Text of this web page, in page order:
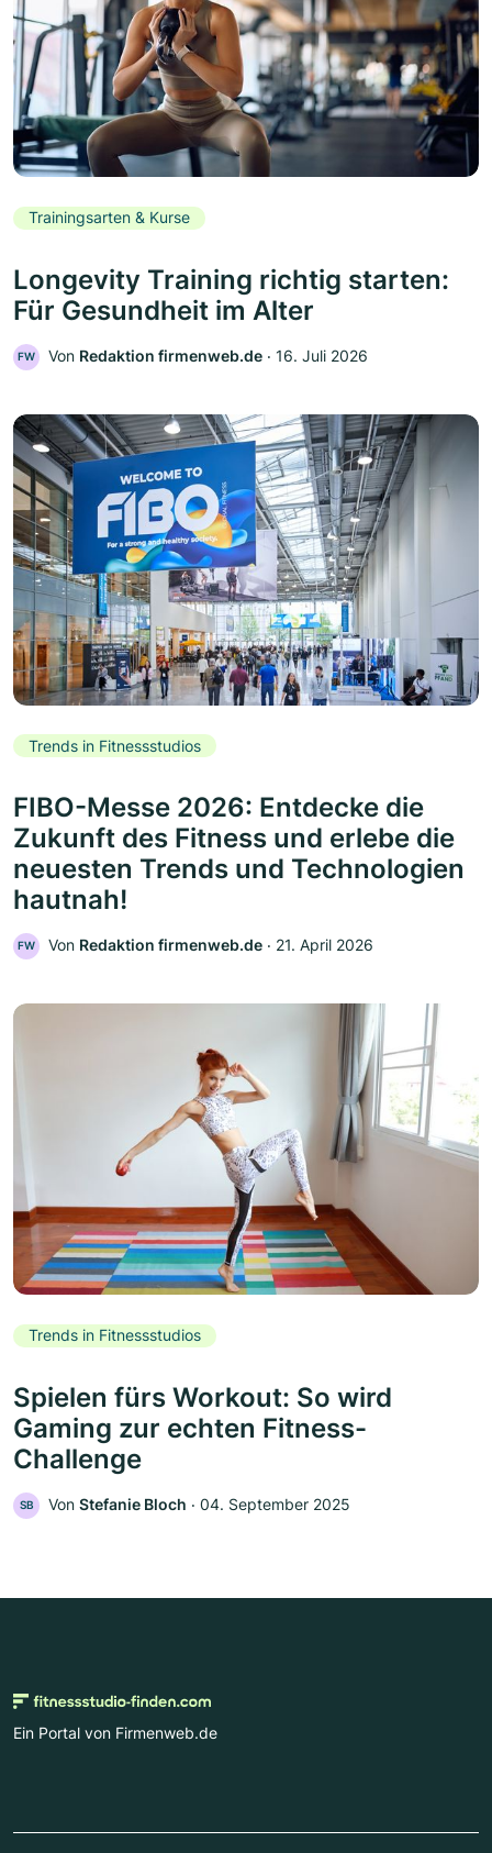
Trainingsarten & Kurse
Longevity Training richtig starten:
Für Gesundheit im Alter
FW Von Redaktion firmenweb.de ‧ 16. Juli 2026
Trends in Fitnessstudios
FIBO-Messe 2026: Entdecke die
Zukunft des Fitness und erlebe die
neuesten Trends und Technologien
hautnah!
FW Von Redaktion firmenweb.de ‧ 21. April 2026
Trends in Fitnessstudios
Spielen fürs Workout: So wird
Gaming zur echten Fitness-
Challenge
SB Von Stefanie Bloch ‧ 04. September 2025
Ein Portal von Firmenweb.de